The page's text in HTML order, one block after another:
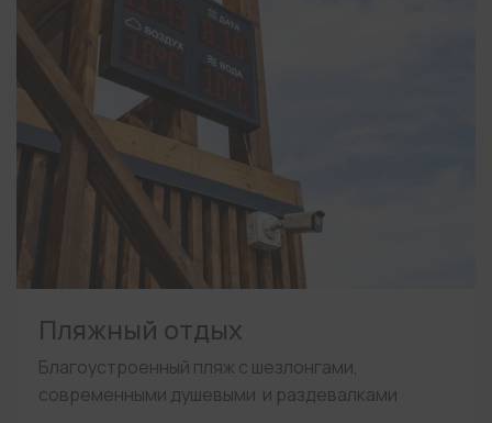
Пляжный отдых
Благоустроенный пляж с шезлонгами,
современными душевыми и раздевалками